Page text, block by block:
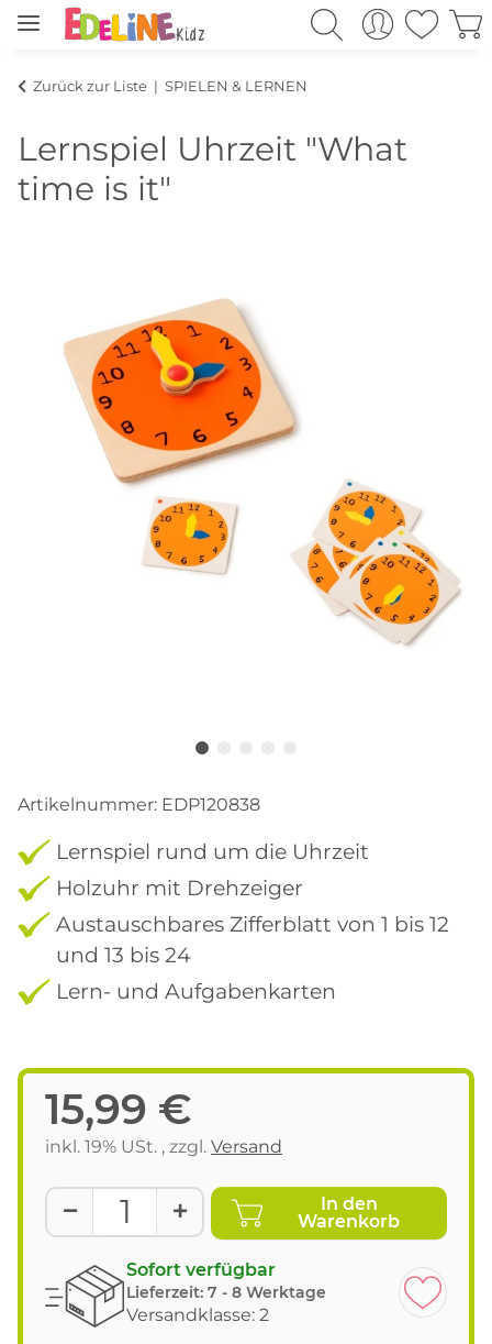
Zurück zur Liste SPIELEN & LERNEN
Lernspiel Uhrzeit "What
time is it"
Artikelnummer: EDP120838
Lernspiel rund um die Uhrzeit
Holzuhr mit Drehzeiger
Austauschbares Zifferblatt von 1 bis 12
und 13 bis 24
Lern- und Aufgabenkarten
15,99 €
inkl. 19% USt. , zzgl. Versand
In den
Warenkorb
Sofort verfügbar
Lieferzeit: 7 - 8 Werktage
Versandklasse: 2